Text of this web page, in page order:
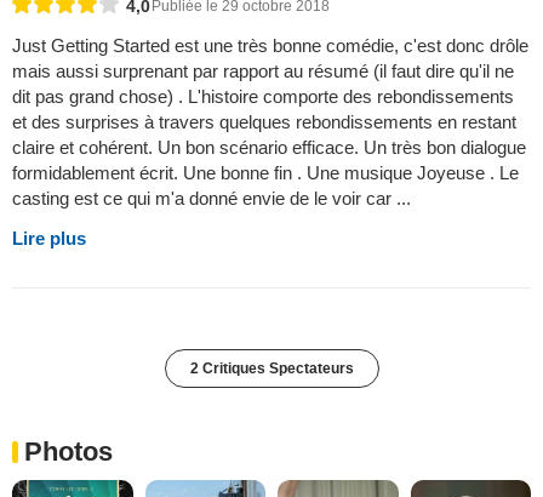
4,0 Publiée le 29 octobre 2018
Just Getting Started est une très bonne comédie, c'est donc drôle
mais aussi surprenant par rapport au résumé (il faut dire qu'il ne
dit pas grand chose) . L'histoire comporte des rebondissements
et des surprises à travers quelques rebondissements en restant
claire et cohérent. Un bon scénario efficace. Un très bon dialogue
formidablement écrit. Une bonne fin . Une musique Joyeuse . Le
casting est ce qui m'a donné envie de le voir car ...
Lire plus
2 Critiques Spectateurs
Photos